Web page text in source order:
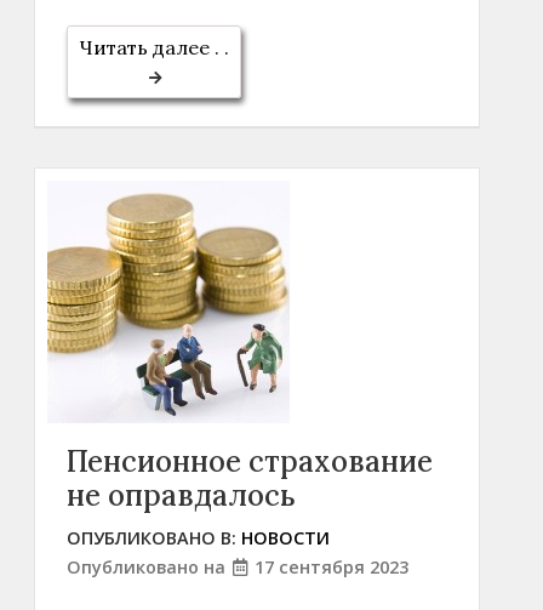
Читать далее . .
Пенсионное страхование
не оправдалось
ОПУБЛИКОВАНО В: НОВОСТИ
Опубликовано на
17 сентября 2023